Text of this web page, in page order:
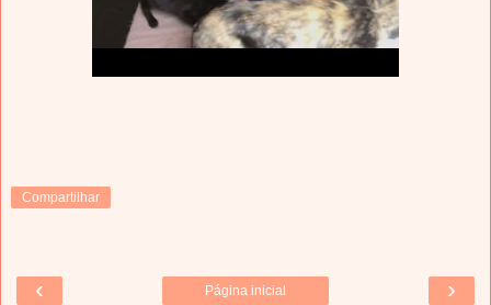
Compartilhar
‹ ›
Página inicial